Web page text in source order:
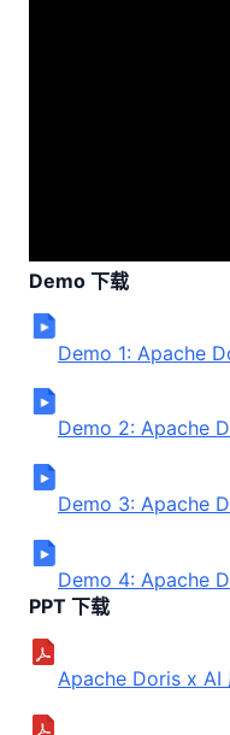
Demo 下载
Demo 1: Apache
Demo 2: Apache
Demo 3: Apache
Demo 4: Apache
PPT 下载
Apache Doris x AI